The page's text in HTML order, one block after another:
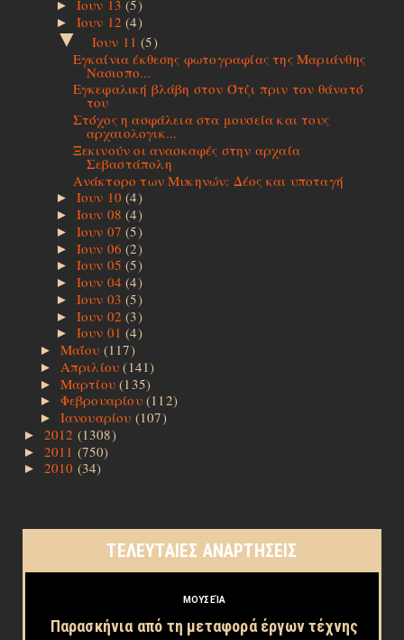
► Ιουν 13(5)
► Ιουν 12(4)
▼ Ιουν 11(5)
Εγκαίνια έκθεσης φωτογραφίας της Μαριάνθης
Νασιοπο...
Εγκεφαλική βλάβη στον Ότζι πριν τον θάνατό
του
Στόχος η ασφάλεια στα μουσεία και τους
αρχαιολογικ...
Ξεκινούν οι ανασκαφές στην αρχαία
Σεβαστάπολη
Ανάκτορο των Μυκηνών: Δέος και υποταγή
► Ιουν 10(4)
► Ιουν 08(4)
► Ιουν 07(5)
► Ιουν 06(2)
► Ιουν 05(5)
► Ιουν 04(4)
► Ιουν 03(5)
► Ιουν 02(3)
► Ιουν 01(4)
► Μαΐου (117)
► Απριλίου(141)
► Μαρτίου(135)
► Φεβρουαρίου(112)
► Ιανουαρίου (107)
► 2012 (1308)
► 2011 (750)
► 2010 (34)
ΤΕΛΕΥΤΑΙΕΣ ΑΝΑΡΤΗΣΕΙΣ
ΜΟΥΣΕΊΑ
Παρασκήνια από τη μεταφορά έργων τέχνης